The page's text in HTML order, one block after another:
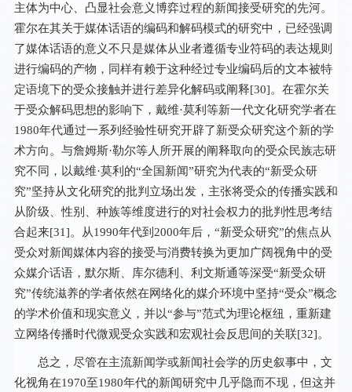
主体为中心、凸显社会意义博弈过程的新闻接受研究的先河。
霍尔在其关于媒体话语的编码和解码模式的研究中，已经强调
了媒体话语的意义不只是媒体从业者遵循专业符码的表达规则
进行编码的产物，同样有赖于这种经过专业编码后的文本被特
定语境下的受众接触并进行差异化解码或阐释[30]。在霍尔关
于受众解码思想的影响下，戴维·莫利等新一代文化研究学者在
1980年代通过一系列经验性研究开辟了新受众研究这个新的学
术方向。与詹姆斯·勒尔等人所开展的阐释取向的受众民族志研
究不同，以戴维·莫利的“全国新闻”研究为代表的“新受众研
究”坚持从文化研究的批判立场出发，主张将受众的传播实践和
从阶级、性别、种族等维度进行的对社会权力的批判性思考结
合起来[31]。从1990年代到2000年后，“新受众研究”的焦点从
受众对新闻媒体内容的接受与消费转换为更加广阔视角中的受
众媒介话语，默尔斯、库尔德利、利文斯通等深受“新受众研
究”传统滋养的学者依然在网络化的媒介环境中坚持“受众”概念
的学术价值和现实意义，并以“参与”范式为理论枢纽，重新建
立网络传播时代微观受众实践和宏观社会反思间的关联[32]。
总之，尽管在主流新闻学或新闻社会学的历史叙事中，文
化视角在1970至1980年代的新闻研究中几乎隐而不现，但这并